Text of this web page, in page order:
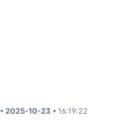
• 2025-10-23 • 16:19:22